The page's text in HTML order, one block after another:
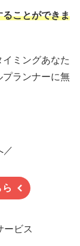
ことができま
ミングあなた
プランナーに無
／
ービス